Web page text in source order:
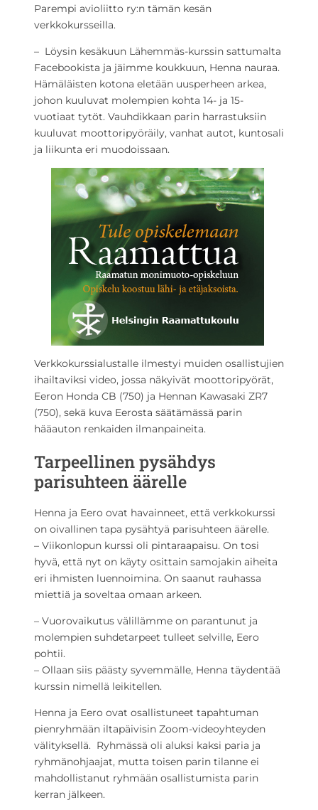
Parempi avioliitto ry:n tämän kesän
verkkokursseilla.
– Löysin kesäkuun Lähemmäs-kurssin sattumalta
Facebookista ja jäimme koukkuun, Henna nauraa.
Hämäläisten kotona eletään uusperheen arkea,
johon kuuluvat molempien kohta 14- ja 15-
vuotiaat tytöt. Vauhdikkaan parin harrastuksiin
kuuluvat moottoripyöräily, vanhat autot, kuntosali
ja liikunta eri muodoissaan.
Verkkokurssialustalle ilmestyi muiden osallistujien
ihailtaviksi video, jossa näkyivät moottoripyörät,
Eeron Honda CB (750) ja Hennan Kawasaki ZR7
(750), sekä kuva Eerosta säätämässä parin
hääauton renkaiden ilmanpaineita.
Tarpeellinen pysähdys
parisuhteen äärelle
Henna ja Eero ovat havainneet, että verkkokurssi
on oivallinen tapa pysähtyä parisuhteen äärelle.
– Viikonlopun kurssi oli pintaraapaisu. On tosi
hyvä, että nyt on käyty osittain samojakin aiheita
eri ihmisten luennoimina. On saanut rauhassa
miettiä ja soveltaa omaan arkeen.
– Vuorovaikutus välillämme on parantunut ja
molempien suhdetarpeet tulleet selville, Eero
pohtii.
– Ollaan siis päästy syvemmälle, Henna täydentää
kurssin nimellä leikitellen.
Henna ja Eero ovat osallistuneet tapahtuman
pienryhmään iltapäivisin Zoom-videoyhteyden
välityksellä. Ryhmässä oli aluksi kaksi paria ja
ryhmänohjaajat, mutta toisen parin tilanne ei
mahdollistanut ryhmään osallistumista parin
kerran jälkeen.